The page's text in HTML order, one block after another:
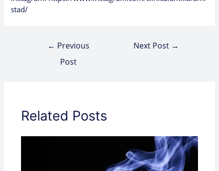
stad/
← Previous
Post
Next Post →
Related Posts